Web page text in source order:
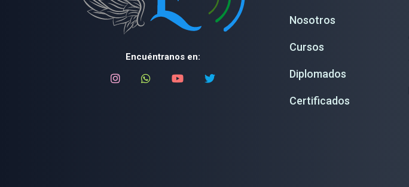
Encuéntranos en:
Nosotros
Cursos
Diplomados
Certificados